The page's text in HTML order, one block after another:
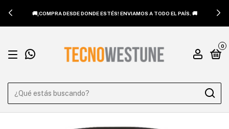
🎯VISITÁ NUESTRO SHOWROOM EN CHACARITA: SANTOS DUMONT
4739. 🎯
0